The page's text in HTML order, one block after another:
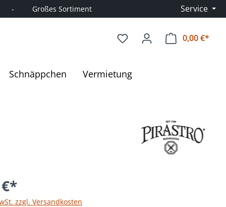
-         Großes Sortiment Service
0,00 €*
Schnäppchen Vermietung
zzgl. Versandkosten